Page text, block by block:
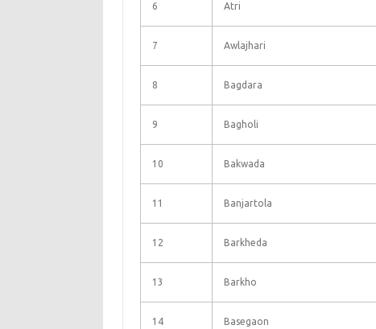
6 Atri
7 Awlajhari
8 Bagdara
9 Bagholi
10 Bakwada
11 Banjartola
12 Barkheda
13 Barkho
14 Basegaon